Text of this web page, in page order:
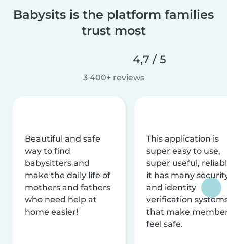
Babysits is the platform families
trust most
4,7 / 5
3 400+ reviews
Beautiful and safe
way to find
babysitters and
make the daily life of
mothers and fathers
who need help at
home easier!
This application is
super easy to use,
super useful,
it has many
and identity
verification
that make
feel safe.